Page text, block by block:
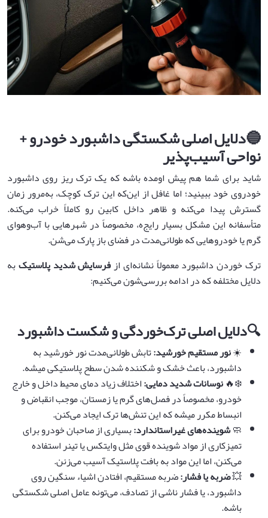
🔵دلایل اصلی شکستگی داشبورد خودرو +
نواحی آسیب‌پذیر
شاید برای شما هم پیش اومده باشه که یک ترک‌ ریز روی داشبورد
خودروی خود ببینید؛ اما غافل از این‌که این ترک کوچک، به‌مرور زمان
گسترش پیدا می‌کنه و ظاهر داخل کابین رو کاملاً خراب می‌کنه.
متأسفانه این مشکل بسیار رایج‌ه، مخصوصاً در شهرهایی با آب‌وهوای
گرم یا خودروهایی که طولانی‌مدت در فضای باز پارک می‌شن.
ترک خوردن داشبورد معمولاً نشانه‌ای ازفرسایش شدید پلاستیکبه
دلایل مختلفه که در ادامه بررسی‌شون می‌کنیم:
🔍دلایل اصلی ترک‌خوردگی و شکست داشبورد
☀️نور مستقیم خورشید:تابش طولانی‌مدت نور خورشید به
داشبورد، باعث خشک و شکننده شدن سطح پلاستیکی میشه.
❄️🔥نوسانات شدید دمایی:اختلاف زیاد دمای محیط داخل و خارج
خودرو، مخصوصاً در فصل‌های گرم یا زمستان، موجب انقباض و
انبساط مکرر میشه که این تنش‌ها ترک ایجاد می‌کنن.
🧼شوینده‌های غیراستاندارد:بسیاری از صاحبان خودرو برای
تمیزکاری از مواد شوینده قوی مثل وایتکس یا تینر استفاده
می‌کنن، اما این مواد به بافت پلاستیک آسیب می‌زنن.
💥ضربه یا فشار:ضربه مستقیم، افتادن اشیاء سنگین روی
داشبورد، یا فشار ناشی از تصادف، می‌تونه عامل اصلی شکستگی
باشه.